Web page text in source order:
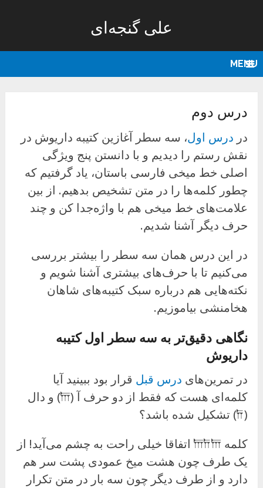
علی گنجه‌ای
MENU
درس دوم
در درس اول، سه سطر آغازین کتیبه داریوش در
نقش رستم را دیدیم و با دانستن پنج ویژگی
اصلی خط میخی فارسی باستان، یاد گرفتیم که
چطور کلمه‌ها را در متن تشخیص بدهیم. از بین
علامت‌های خط میخی هم با واژه‌جدا کن و چند
حرف دیگر آشنا شدیم.
در این درس همان سه سطر را بیشتر بررسی
می‌کنیم تا با حرف‌های بیشتری آشنا شویم و
نکته‌هایی هم درباره سبک کتیبه‌های شاهان
هخامنشی بیاموزیم.
نگاهی دقیق‌تر به سه سطر اول کتیبه
داریوش
در تمرین‌های درس قبل قرار بود ببینید آیا
کلمه‌ای هست که فقط از دو حرف آ (𐎠) و دال
(𐎭) تشکیل شده باشد؟
کلمه 𐎠𐎭𐎠 اتفاقا خیلی راحت به چشم می‌آید! از
یک طرف چون هشت میخ عمودی پشت سر هم
دارد و از طرف دیگر چون سه بار در متن تکرار